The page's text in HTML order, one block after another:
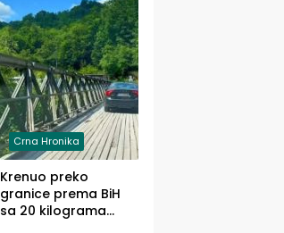
Crna Hronika
Krenuo preko
granice prema BiH
sa 20 kilograma